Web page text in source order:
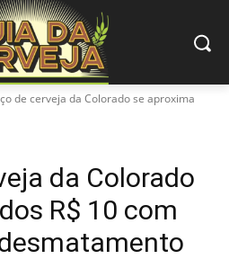
de cerveja da Colorado se aproxima
da Colorado
R$ 10 com